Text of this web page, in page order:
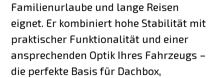
Familienurlaube und lange Reisen
eignet. Er kombiniert hohe Stabilität mit
praktischer Funktionalität und einer
ansprechenden Optik Ihres Fahrzeugs –
die perfekte Basis für Dachbox,